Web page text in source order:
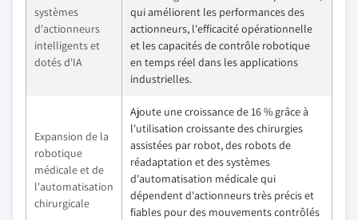
systèmes
d'actionneurs
intelligents et
dotés d'IA
qui améliorent les performances des
actionneurs, l'efficacité opérationnelle
et les capacités de contrôle robotique
en temps réel dans les applications
industrielles.
Expansion de la
robotique
médicale et de
l'automatisation
chirurgicale
Ajoute une croissance de 16 % grâce à
l'utilisation croissante des chirurgies
assistées par robot, des robots de
réadaptation et des systèmes
d'automatisation médicale qui
dépendent d'actionneurs très précis et
fiables pour des mouvements contrôlés